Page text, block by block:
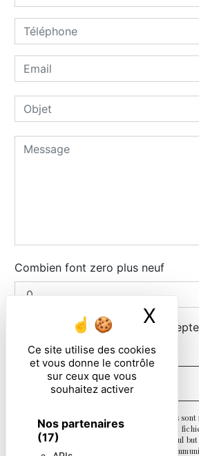
Ce site utilise des cookies
et vous donne le contrôle
sur ceux que vous
souhaitez activer
Nos partenaires
(17)
X
Combien font zero plus neuf
En cochant cette case,
particulières ci-dessous **
ENVOYER
** Les données personnelles communiquées
vous contacter et sont enregistrées dans un
destinées à et ses sous-traitants dans le seul
message. Les données collectées seront